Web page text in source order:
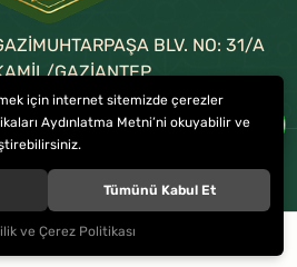
BLV. NO: 31/A
GAZİANTEP
215 17 57-336 38 38
BAKLAVA . Tüm hakları saklıdır.
için internet sitemizde çerezler
Aydınlatma Metni’ni okuyabilir ve
Tümünü Kabul Et
ve Çerez Politikası